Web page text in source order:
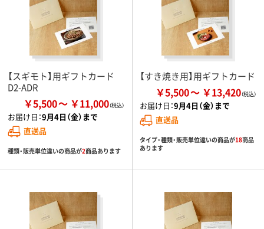
【スギモト】用ギフトカード
D2-ADR
￥5,500 ￥11,000
お届け日：9月4日（金）まで
直送品
種類・販売単位違いの商品が2商品あります
【すき焼き用】用ギフトカード
￥5,500 ￥13,420
お届け日：9月4日（金）まで
直送品
タイプ・種類・販売単位違いの商品が18商品
あります